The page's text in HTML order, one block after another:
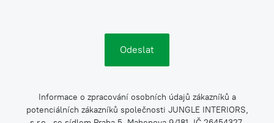
Informace o zpracování osobních údajů zákazníků a
potenciálních zákazníků společnosti JUNGLE INTERIORS,